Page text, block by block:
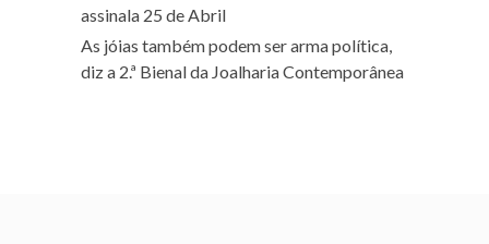
assinala 25 de Abril
As jóias também podem ser arma política,
diz a 2.ª Bienal da Joalharia Contemporânea